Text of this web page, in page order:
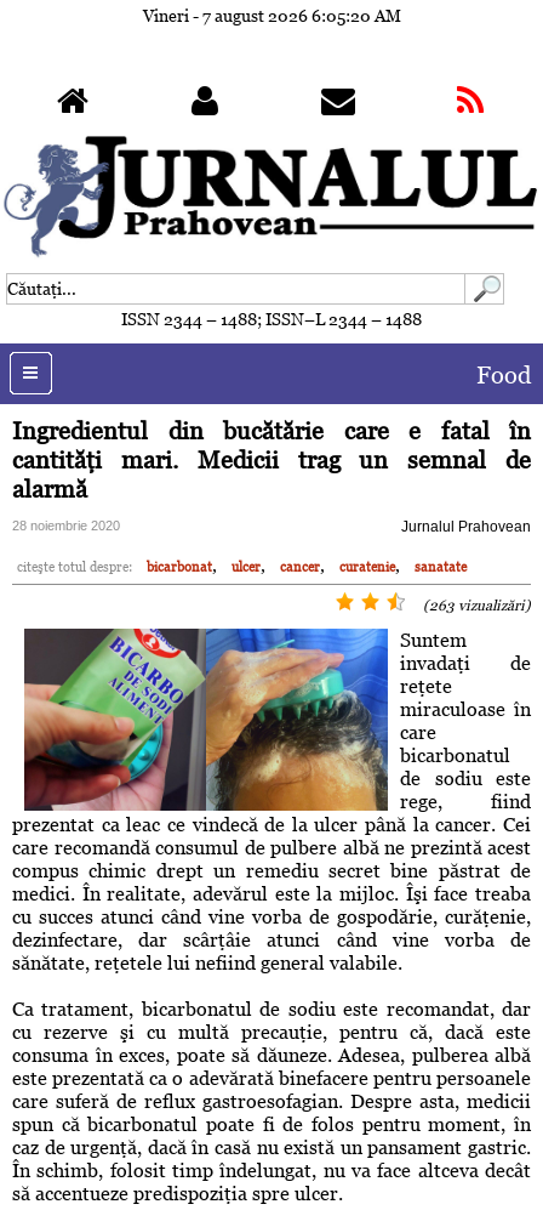
Vineri - 7 august 20266:05:23 AM
ISSN 2344 – 1488; ISSN–L 2344 – 1488
Food
Ingredientul din bucătărie care e fatal în
cantităţi mari. Medicii trag un semnal de
alarmă
28 noiembrie 2020 Jurnalul Prahovean
citeşte totul despre: bicarbonat, ulcer, cancer, curatenie, sanatate
(263 vizualizări)
Suntem
invadaţi de
reţete
miraculoase în
care
bicarbonatul
de sodiu este
rege, fiind
prezentat ca leac ce vindecă de la ulcer până la cancer. Cei
care recomandă consumul de pulbere albă ne prezintă acest
compus chimic drept un remediu secret bine păstrat de
medici. În realitate, adevărul este la mijloc. Îşi face treaba
cu succes atunci când vine vorba de gospodărie, curăţenie,
dezinfectare, dar scârţâie atunci când vine vorba de
sănătate, reţetele lui nefiind general valabile.
Ca tratament, bicarbonatul de sodiu este recomandat, dar
cu rezerve şi cu multă precauţie, pentru că, dacă este
consuma în exces, poate să dăuneze. Adesea, pulberea albă
este prezentată ca o adevărată binefacere pentru persoanele
care suferă de reflux gastroesofagian. Despre asta, medicii
spun că bicarbonatul poate fi de folos pentru moment, în
caz de urgenţă, dacă în casă nu există un pansament gastric.
În schimb, folosit timp îndelungat, nu va face altceva decât
să accentueze predispoziţia spre ulcer.